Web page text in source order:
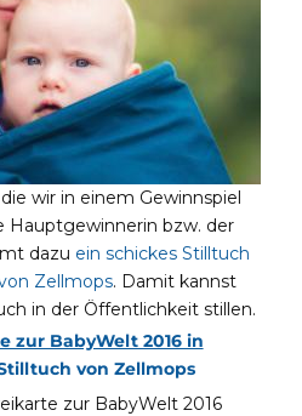
wir in einem Gewinnspiel
Hauptgewinnerin bzw. der
dazu ein schickes Stilltuch
Zellmops. Damit kannst
in der Öffentlichkeit stillen.
zur BabyWelt 2016 in
von Zellmops
zur BabyWelt 2016